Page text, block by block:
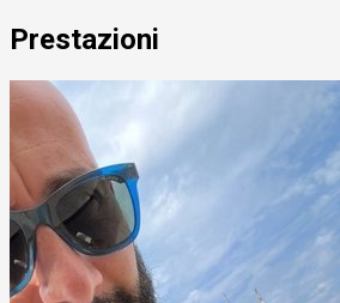
Prestazioni